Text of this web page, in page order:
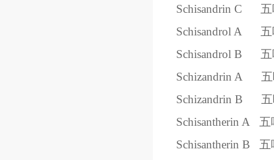
Schisandrin C
Schisandrol A
Schisandrol B
Schizandrin A
Schizandrin B
Schisantherin A
五
Schisantherin B
五